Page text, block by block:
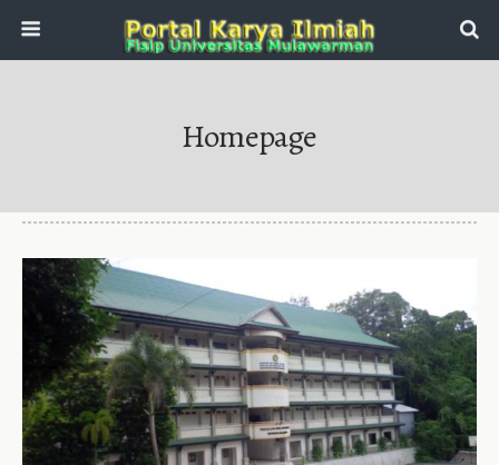
Homepage